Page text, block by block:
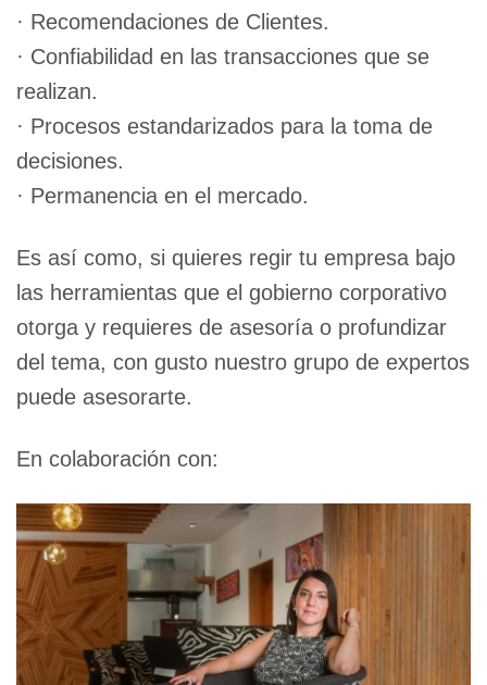
· Recomendaciones de Clientes.
· Confiabilidad en las transacciones que se
realizan.
· Procesos estandarizados para la toma de
decisiones.
· Permanencia en el mercado.
Es así como, si quieres regir tu empresa bajo
las herramientas que el gobierno corporativo
otorga y requieres de asesoría o profundizar
del tema, con gusto nuestro grupo de expertos
puede asesorarte.
En colaboración con: